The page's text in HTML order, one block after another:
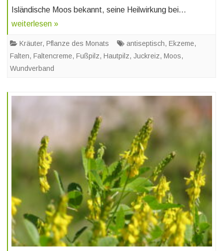
Isländische Moos bekannt, seine Heilwirkung bei…
weiterlesen »
Kräuter, Pflanze des Monats antiseptisch, Ekzeme,
Falten, Faltencreme, Fußpilz, Hautpilz, Juckreiz, Moos,
Wundverband